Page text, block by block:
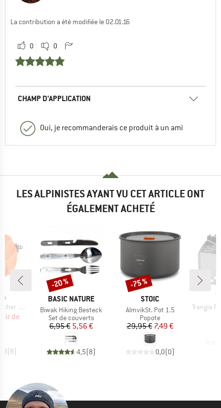
La contribution a été modifiée le 02.01.16
0 0
CHAMP D'APPLICATION
Oui, je recommanderais ce produit à un ami
LES ALPINISTES AYANT VU CET ARTICLE ONT
ÉGALEMENT ACHETÉ
réduit
de
(8)
MARQUE
BASIC NATURE
Article
Biwak Hiking Besteck
Product group
Set de couverts
Prix
6,95 €Prix réduit
5,56 €
4,5(8)
Remise
-20 %
MARQUE
STOIC
Article
AlmvikSt. Pot 1.5
Product group
Popote
Prix
29,95 €Prix réduit
7,49 €
0,0(0)
Remise
-75 %
Article
Trangia